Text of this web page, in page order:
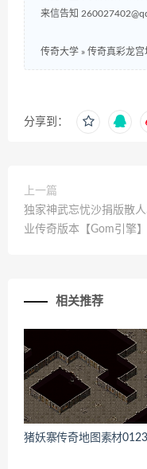
来信告知
传奇大学 » 传奇真彩龙
分享到：
上一篇
独家神武忘忧沙捐版散
业传奇版本【Gom引擎】
相关推荐
猪妖寨传奇地图素材0123